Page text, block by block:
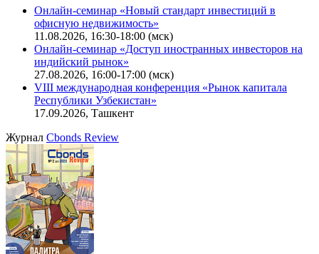
Онлайн-семинар «Новый стандарт инвестиций в
офисную недвижимость»
11.08.2026, 16:30-18:00 (мск)
Онлайн-семинар «Доступ иностранных инвесторов на
индийский рынок»
27.08.2026, 16:00-17:00 (мск)
VIII международная конференция «Рынок капитала
Республики Узбекистан»
17.09.2026, Ташкент
Журнал Cbonds Review